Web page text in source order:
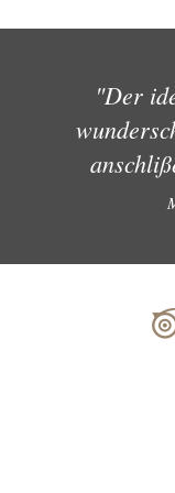
"Der